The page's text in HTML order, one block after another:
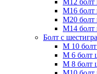
М12 болт
М16 болт
М20 болт
М14 болт
Болт с
М 10
М 6 болт
М 8 болт